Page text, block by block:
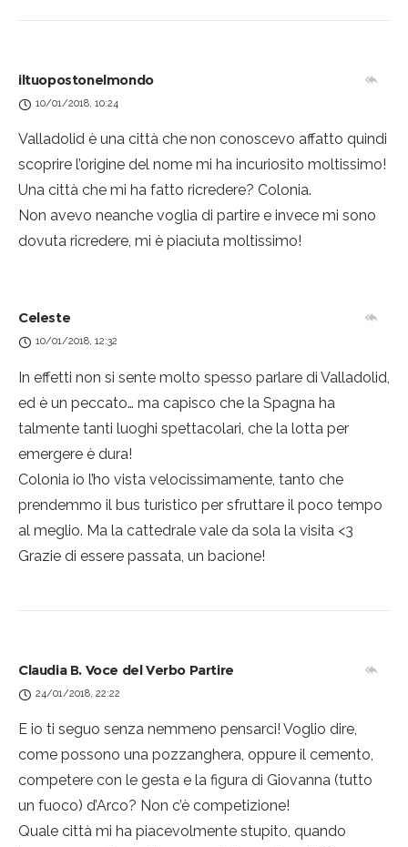
iltuopostonelmondo
10/01/2018, 10:24
Valladolid è una città che non conoscevo affatto quindi
scoprire l’origine del nome mi ha incuriosito moltissimo!
Una città che mi ha fatto ricredere? Colonia.
Non avevo neanche voglia di partire e invece mi sono
dovuta ricredere, mi è piaciuta moltissimo!
Celeste
10/01/2018, 12:32
In effetti non si sente molto spesso parlare di Valladolid,
ed è un peccato… ma capisco che la Spagna ha
talmente tanti luoghi spettacolari, che la lotta per
emergere è dura!
Colonia io l’ho vista velocissimamente, tanto che
prendemmo il bus turistico per sfruttare il poco tempo
al meglio. Ma la cattedrale vale da sola la visita <3
Grazie di essere passata, un bacione!
Claudia B. Voce del Verbo Partire
24/01/2018, 22:22
E io ti seguo senza nemmeno pensarci! Voglio dire,
come possono una pozzanghera, oppure il cemento,
competere con le gesta e la figura di Giovanna (tutto
un fuoco) d’Arco? Non c’è competizione!
Quale città mi ha piacevolmente stupito, quando